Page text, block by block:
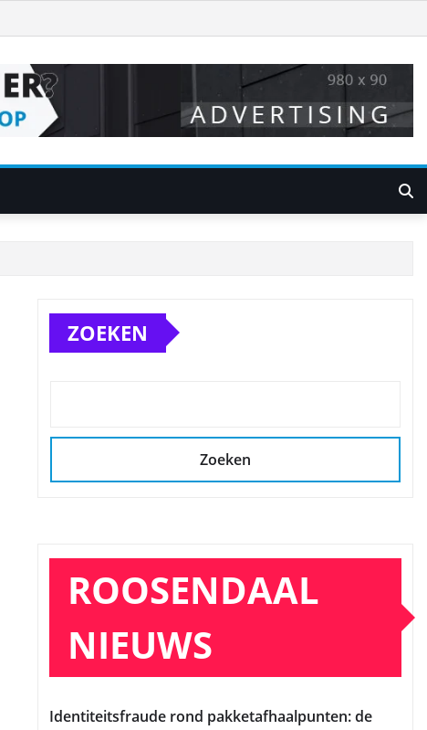
ZOEKEN
Zoeken
ROOSENDAAL
NIEUWS
Identiteitsfraude rond pakketafhaalpunten: de